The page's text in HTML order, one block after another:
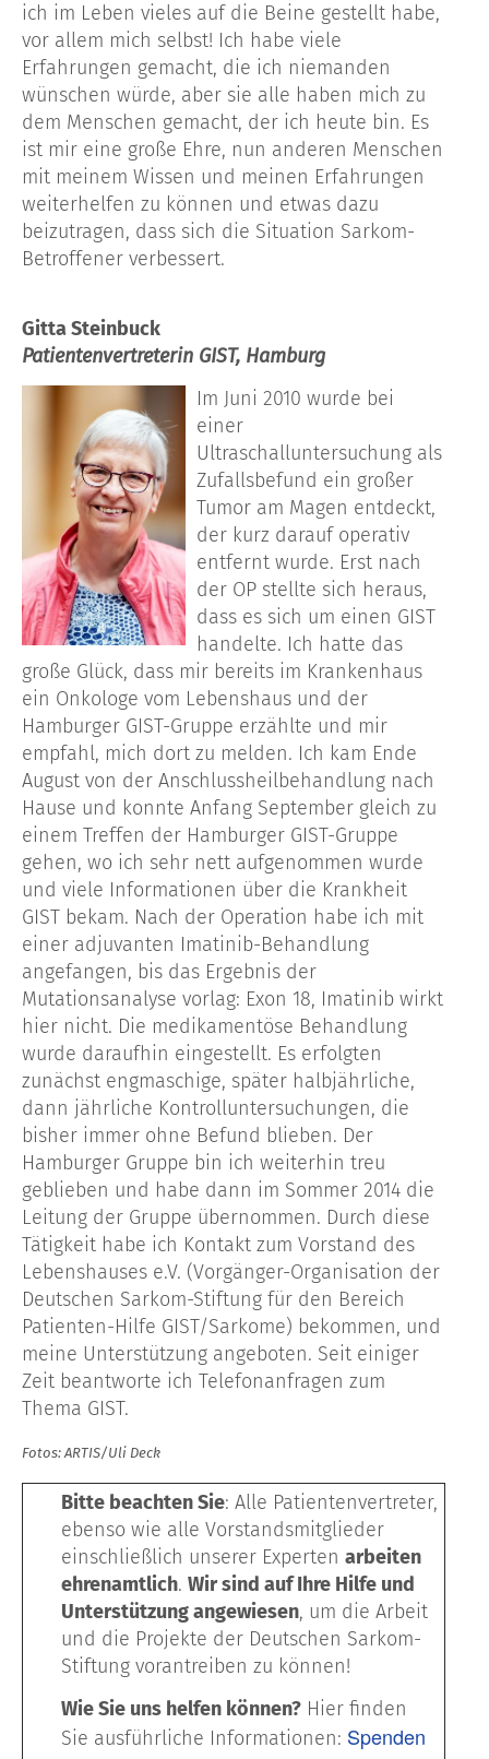
ich im Leben vieles auf die Beine gestellt habe,
vor allem mich selbst! Ich habe viele
Erfahrungen gemacht, die ich niemanden
wünschen würde, aber sie alle haben mich zu
dem Menschen gemacht, der ich heute bin. Es
ist mir eine große Ehre, nun anderen Menschen
mit meinem Wissen und meinen Erfahrungen
weiterhelfen zu können und etwas dazu
beizutragen, dass sich die Situation Sarkom-
Betroffener verbessert.
Gitta Steinbuck
Patientenvertreterin GIST, Hamburg
Im Juni 2010 wurde bei
einer
Ultraschalluntersuchung als
Zufallsbefund ein großer
Tumor am Magen entdeckt,
der kurz darauf operativ
entfernt wurde. Erst nach
der OP stellte sich heraus,
dass es sich um einen GIST
handelte. Ich hatte das
große Glück, dass mir bereits im Krankenhaus
ein Onkologe vom Lebenshaus und der
Hamburger GIST-Gruppe erzählte und mir
empfahl, mich dort zu melden. Ich kam Ende
August von der Anschlussheilbehandlung nach
Hause und konnte Anfang September gleich zu
einem Treffen der Hamburger GIST-Gruppe
gehen, wo ich sehr nett aufgenommen wurde
und viele Informationen über die Krankheit
GIST bekam. Nach der Operation habe ich mit
einer adjuvanten Imatinib-Behandlung
angefangen, bis das Ergebnis der
Mutationsanalyse vorlag: Exon 18, Imatinib wirkt
hier nicht. Die medikamentöse Behandlung
wurde daraufhin eingestellt. Es erfolgten
zunächst engmaschige, später halbjährliche,
dann jährliche Kontrolluntersuchungen, die
bisher immer ohne Befund blieben. Der
Hamburger Gruppe bin ich weiterhin treu
geblieben und habe dann im Sommer 2014 die
Leitung der Gruppe übernommen. Durch diese
Tätigkeit habe ich Kontakt zum Vorstand des
Lebenshauses e.V. (Vorgänger-Organisation der
Deutschen Sarkom-Stiftung für den Bereich
Patienten-Hilfe GIST/Sarkome) bekommen, und
meine Unterstützung angeboten. Seit einiger
Zeit beantworte ich Telefonanfragen zum
Thema GIST.
Fotos: ARTIS/Uli Deck
Bitte beachten Sie: Alle Patientenvertreter,
ebenso wie alle Vorstandsmitglieder
einschließlich unserer Experten arbeiten
ehrenamtlich. Wir sind auf Ihre Hilfe und
Unterstützung angewiesen, um die Arbeit
und die Projekte der Deutschen Sarkom-
Stiftung vorantreiben zu können!
Wie Sie uns helfen können? Hier finden
Sie ausführliche Informationen: Spenden